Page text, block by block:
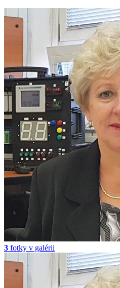
3 fotky v galérii